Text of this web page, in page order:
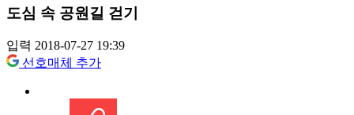
도심 속 공원길 걷기
입력 2018-07-27 19:39
선호매체 추가